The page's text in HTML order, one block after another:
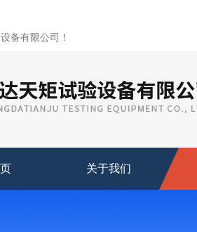
备有限公司！
关于我们